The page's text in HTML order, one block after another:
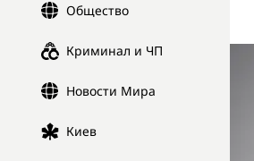
Общество
Криминал и ЧП
Новости Мира
Киев